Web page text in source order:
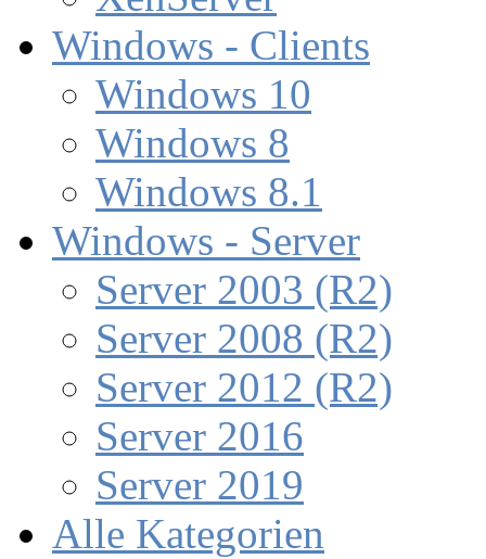
Windows - Clients
Windows 10
Windows 8
Windows 8.1
Windows - Server
Server 2003 (R2)
Server 2008 (R2)
Server 2012 (R2)
Server 2016
Server 2019
Alle Kategorien